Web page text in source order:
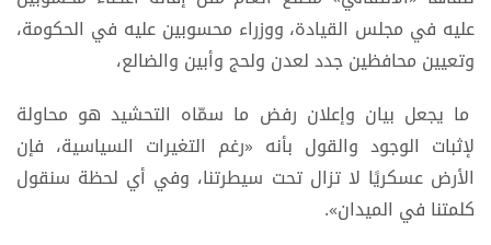
عليه في مجلس القيادة، ووزراء محسوبين عليه في الحكومة،
وتعيين محافظين جدد لعدن ولحج وأبين والضالع،
ما يجعل بيان وإعلان رفض ما سمّاه التحشيد هو محاولة
لإثبات الوجود والقول بأنه «رغم التغيرات السياسية، فإن
الأرض عسكريًا لا تزال تحت سيطرتنا، وفي أي لحظة سنقول
كلمتنا في الميدان».